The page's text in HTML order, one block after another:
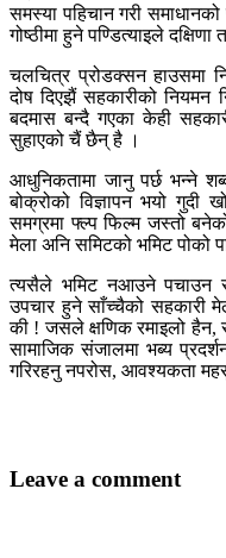
समस्या पहिचान गरी
गोष्ठीमा हुने पण्डित्याइले
चलचित्र प्रोडक्सन हाउसमा
दोष दिएझैं सहकारीको नियमन
बदमास बन्दै गएका केही
सुहाएको चैं छैन् है ।
आधुनिकतामा जानु पर्छ भन्ने
बोक्रोको विज्ञापन भयो
समग्रमा फ्ल्प फिल्म जस्तो
मेला अनि समिटको भमिट पोको
त्यसैले भमिट नआउने पचाउन
उपचार हुने साँच्चैको सहकारी
की ! जसले क्षणिक रमाइलो
सामाजिक संजालमा भब्य
गरिरहनु नपरोस, आवश्यकता
Leave a comment